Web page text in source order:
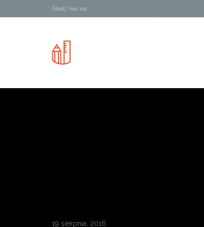
Śledź nas na:
19 sierpnia, 2016